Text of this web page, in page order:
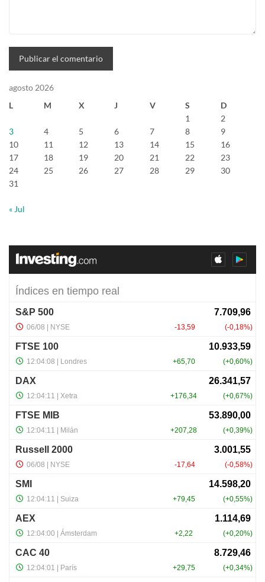
agosto 2026
L
M X J V S
D
1
2
3
4 5 6 7 8
9
10
11 12 13 14 15
16
17
18 19 20 21 22
23
24
25 26 27 28 29
30
31
« Jul